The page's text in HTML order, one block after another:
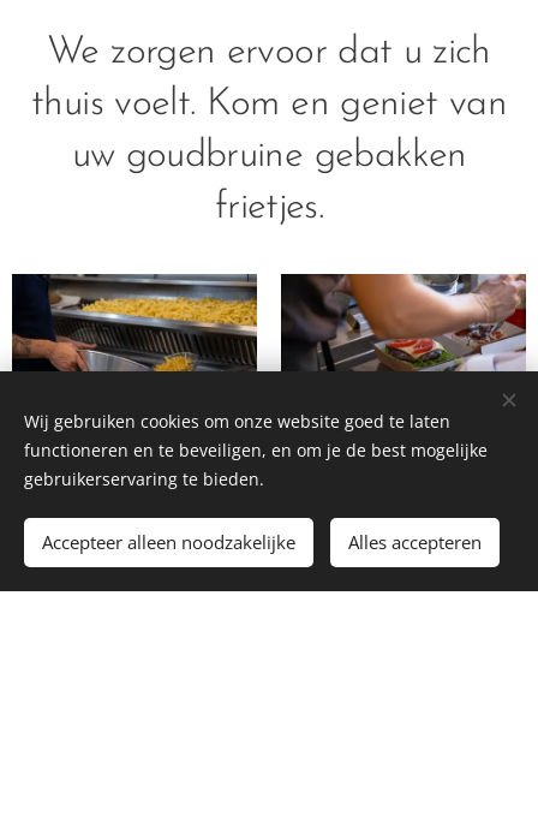
We zorgen ervoor dat u zich
thuis voelt. Kom en geniet van
uw goudbruine gebakken
frietjes.
Fijnste selectie
VERSE EN LOKALE
AARDAPPELEN
We hebben gekozen om
met een lokale aardappel
Huisgemaakte
Probeer ons stoofvlees,
Fish&Chips en onze beruchte
Wij gebruiken cookies om onze website goed te laten
functioneren en te beveiligen, en om je de best mogelijke
gebruikerservaring te bieden.
Accepteer alleen noodzakelijke Alles accepteren